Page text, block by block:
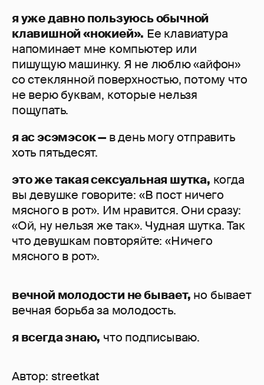
я уже давно пользуюсь обычной
клавишной «нокией». Ее клавиатура
напоминает мне компьютер или
пишущую машинку. Я не люблю «айфон»
со стеклянной поверхностью, потому что
не верю буквам, которые нельзя
пощупать.
я ас эсэмэсок — в день могу отправить
хоть пятьдесят.
это же такая сексуальная шутка, когда
вы девушке говорите: «В пост ничего
мясного в рот». Им нравится. Они сразу:
«Ой, ну нельзя же так». Чудная шутка. Так
что девушкам повторяйте: «Ничего
мясного в рот».
вечной молодости не бывает, но бывает
вечная борьба за молодость.
я всегда знаю, что подписываю.
Автор: streetkat